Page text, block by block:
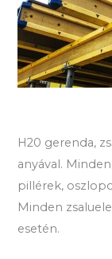
H20 gerenda,
anyával.
pillérek,
Minden
esetén.